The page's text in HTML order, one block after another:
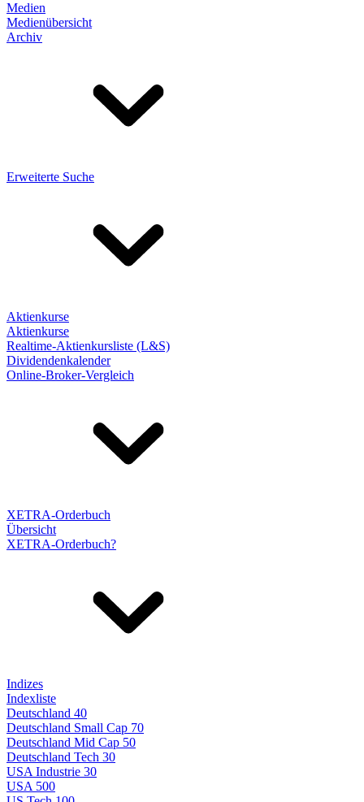
Medien
Medienübersicht
Archiv
Erweiterte Suche
Aktienkurse
Aktienkurse
Realtime-Aktienkursliste (L&S)
Dividendenkalender
Online-Broker-Vergleich
XETRA-Orderbuch
Übersicht
XETRA-Orderbuch?
Indizes
Indexliste
Deutschland 40
Deutschland Small Cap 70
Deutschland Mid Cap 50
Deutschland Tech 30
USA Industrie 30
USA 500